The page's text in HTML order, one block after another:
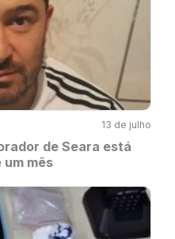
13 de julho
de Seara está
um mês